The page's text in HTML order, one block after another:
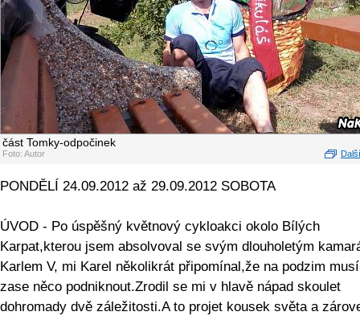
část Tomky-odpočinek
Foto: Autor
PONDĚLÍ 24.09.2012 až 29.09.2012 SOBOTA
ÚVOD - Po úspěšný květnový cykloakci okolo Bílých
Karpat,kterou jsem absolvoval se svým dlouholetým
Karlem V, mi Karel několikrát připomínal,že na podzim
zase něco podniknout.Zrodil se mi v hlavě nápad skoulet
dohromady dvě záležitosti.A to projet kousek světa a